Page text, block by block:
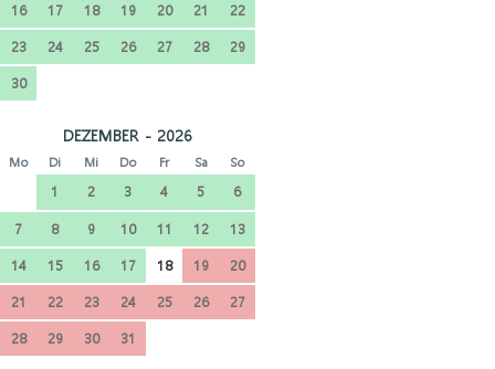
16
17 18 19 20 21
22
23
24 25 26 27 28
29
30
DEZEMBER - 2026
Mo Di Mi Do Fr Sa So
1 2 3 4 5
6
7
8 9 10 11 12
13
14
15 16 17 18 19
20
21
22 23 24 25 26
27
28
29 30 31